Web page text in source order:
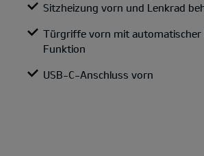
Sitzheizung vorn und Lenkrad
Türgriffe vorn mit automatischer
Funktion
USB-C-Anschluss vorn